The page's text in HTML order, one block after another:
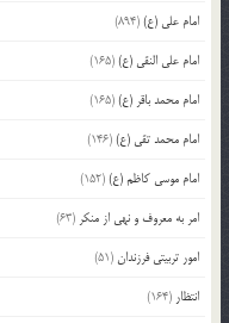
امام علی (ع)(894)
امام علی النقی (ع)(165)
امام محمد باقر (ع)(165)
امام محمد تقی (ع)(146)
امام موسی کاظم (ع)(152)
امر به معروف و نهی از منکر (63)
امور تربیتی فرزندان(51)
انتظار (164)